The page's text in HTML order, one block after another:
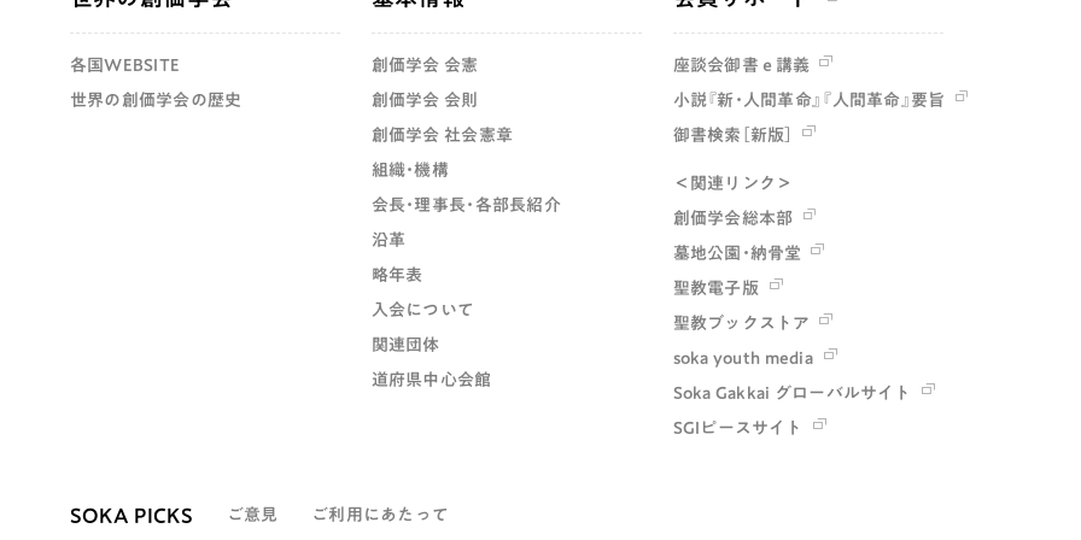
各国WEBSITE
世界の創価学会の歴史
創価学会 会憲
創価学会 会則
創価学会 社会憲章
組織・機構
会長・理事長・各部長紹介
沿革
略年表
入会について
関連団体
道府県中心会館
座談会御書ｅ講義
小説『新・人間革命』『人間革命』要旨
御書検索［新版］
＜関連リンク＞
創価学会総本部
墓地公園・納骨堂
聖教電子版
聖教ブックストア
soka youth media
Soka Gakkai グローバルサイト
SGIピースサイト
SOKA PICKS ご意見 ご利用にあたって